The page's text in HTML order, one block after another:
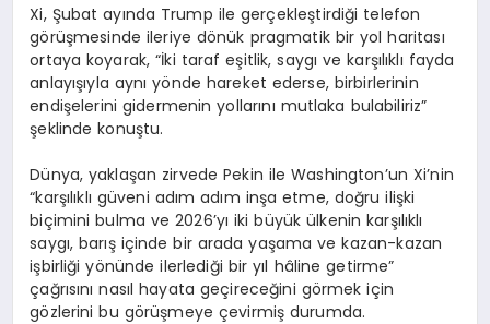
Xi, Şubat ayında Trump ile gerçekleştirdiği telefon
görüşmesinde ileriye dönük pragmatik bir yol haritası
ortaya koyarak, “İki taraf eşitlik, saygı ve karşılıklı fayda
anlayışıyla aynı yönde hareket ederse, birbirlerinin
endişelerini gidermenin yollarını mutlaka bulabiliriz”
şeklinde konuştu.
Dünya, yaklaşan zirvede Pekin ile Washington’un Xi’nin
“karşılıklı güveni adım adım inşa etme, doğru ilişki
biçimini bulma ve 2026’yı iki büyük ülkenin karşılıklı
saygı, barış içinde bir arada yaşama ve kazan-kazan
işbirliği yönünde ilerlediği bir yıl hâline getirme”
çağrısını nasıl hayata geçireceğini görmek için
gözlerini bu görüşmeye çevirmiş durumda.